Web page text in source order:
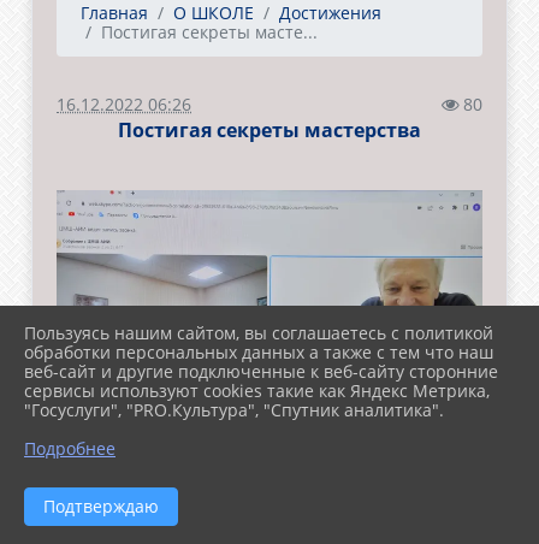
Главная О ШКОЛЕ
Достижения
Постигая секреты масте...
16.12.2022 06:26 80
Постигая секреты мастерства
Пользуясь нашим сайтом, вы соглашаетесь с политикой
обработки персональных данных а также с тем что наш
веб-сайт и другие подключенные к веб-сайту сторонние
сервисы используют cookies такие как Яндекс Метрика,
"Госуслуги", "PRO.Культура", "Спутник аналитика".
Подробнее
Подтверждаю